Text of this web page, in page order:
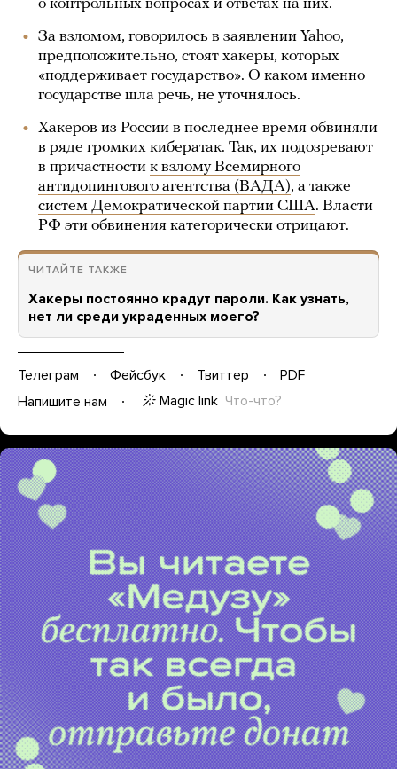
о контрольных вопросах и ответах на них.
За взломом, говорилось в заявлении Yahoo,
предположительно, стоят хакеры, которых
«поддерживает государство». О каком именно
государстве шла речь, не уточнялось.
Хакеров из России в последнее время обвиняли
в ряде громких кибератак. Так, их подозревают
в причастности к взлому Всемирного
антидопингового агентства (ВАДА), а также
систем Демократической партии США. Власти
РФ эти обвинения категорически отрицают.
ЧИТАЙТЕ ТАКЖЕ
Хакеры постоянно крадут пароли. Как узнать,
нет ли среди украденных моего?
Телеграм Фейсбук Твиттер
PDF
Напишите нам
Magic link Что-что?